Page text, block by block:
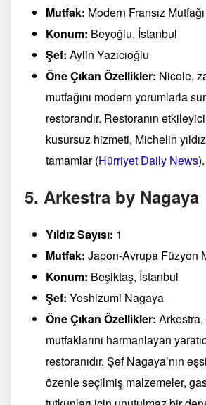
Mutfak: Modern Fransız Mutfağı
Konum: Beyoğlu, İstanbul
Şef: Aylin Yazıcıoğlu
Öne Çıkan Özellikler: Nicole,
mutfağını modern yorumlarla
restorandır. Restoranın
kusursuz hizmeti, Michelin
tamamlar​(Hürriyet Daily News)​.
5. Arkestra by Nagaya
Yıldız Sayısı: 1
Mutfak: Japon-Avrupa Füzyon
Konum: Beşiktaş, İstanbul
Şef: Yoshizumi Nagaya
Öne Çıkan Özellikler:
mutfaklarını harmanlayan
restoranıdır. Şef Nagaya’nın
özenle seçilmiş malzemeler,